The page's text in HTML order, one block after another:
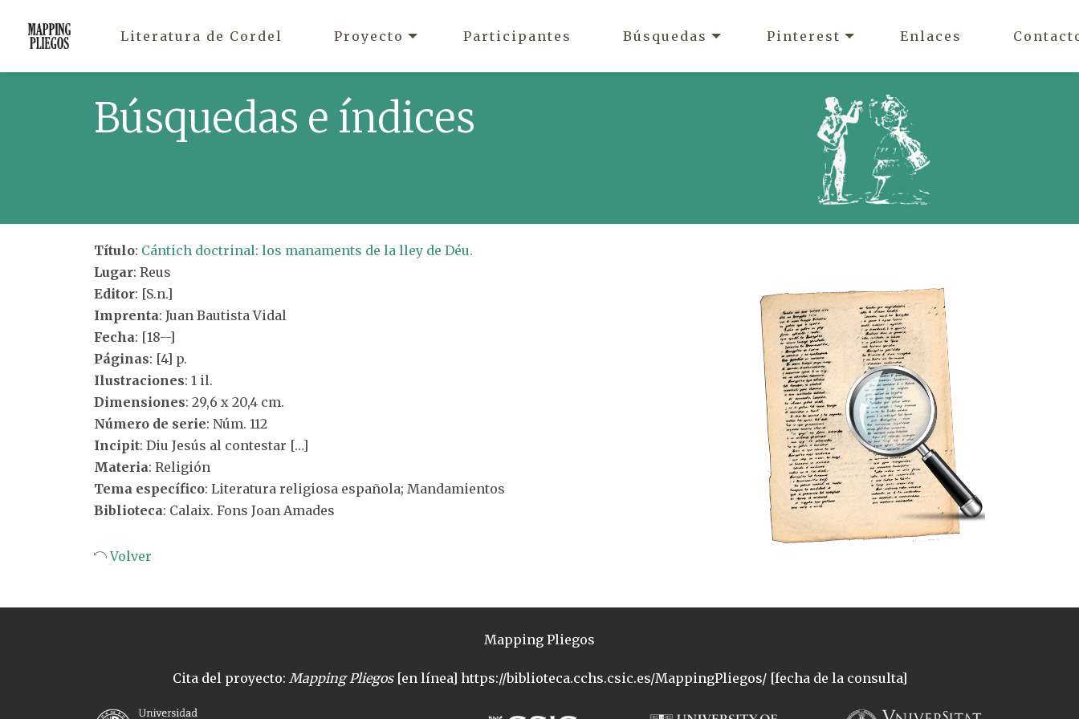
Literatura de Cordel Proyecto Participantes Búsquedas Pinterest Enlaces
Búsquedas e índices
Título: Cántich doctrinal: los manaments de la lley de Déu.
Lugar: Reus
Editor: [S.n.]
Imprenta: Juan Bautista Vidal
Fecha: [18--]
Páginas: [4] p.
Ilustraciones: 1 il.
Dimensiones: 29,6 x 20,4 cm.
Número de serie: Núm. 112
Incipit: Diu Jesús al contestar […]
Materia: Religión
Tema específico: Literatura religiosa española; Mandamientos
Biblioteca: Calaix. Fons Joan Amades
Volver
Mapping Pliegos
Cita del proyecto: Mapping Pliegos[en línea] https://biblioteca.cchs.csic.es/MappingPliegos/ [fecha de la consulta]